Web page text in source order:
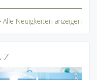
Alle Neuigkeiten anzeigen
Z